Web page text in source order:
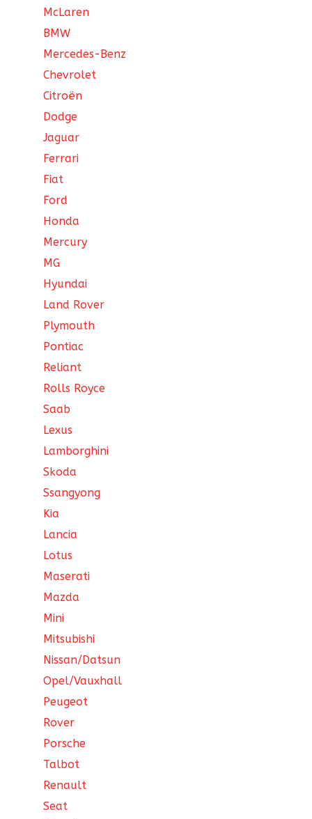
McLaren
BMW
Mercedes-Benz
Chevrolet
Citroën
Dodge
Jaguar
Ferrari
Fiat
Ford
Honda
Mercury
MG
Hyundai
Land Rover
Plymouth
Pontiac
Reliant
Rolls Royce
Saab
Lexus
Lamborghini
Skoda
Ssangyong
Kia
Lancia
Lotus
Maserati
Mazda
Mini
Mitsubishi
Nissan/Datsun
Opel/Vauxhall
Peugeot
Rover
Porsche
Talbot
Renault
Seat